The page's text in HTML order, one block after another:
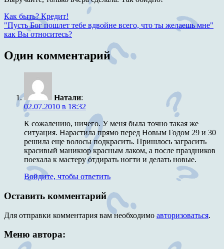
Навигация
по
Предыдущая
запись:
Как быть? Кредит!
Следующая
запись:
"Пусть Бог пошлет тебе вдвойне всего, что ты желаешь мне"
как Вы относитесь?
Один комментарий
Натали:
02.07.2010 в 18:32
К сожалению, ничего. У меня была точно такая же
ситуация. Нарастила прямо перед Новым Годом 29 и 30
решила еще волосы подкрасить. Пришлось заграсить
красивый маникюр красным лаком, а после праздников
поехала к мастеру отдирать ногти и делать новые.
Войдите, чтобы ответить
Оставить комментарий
Для отправки комментария вам необходимо авторизоваться.
Меню автора: